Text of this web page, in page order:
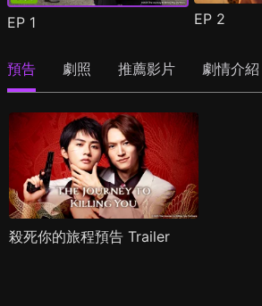
EP 1 EP 2
預告 劇照 推薦影片 劇情介紹
殺死你的旅程預告 Trailer